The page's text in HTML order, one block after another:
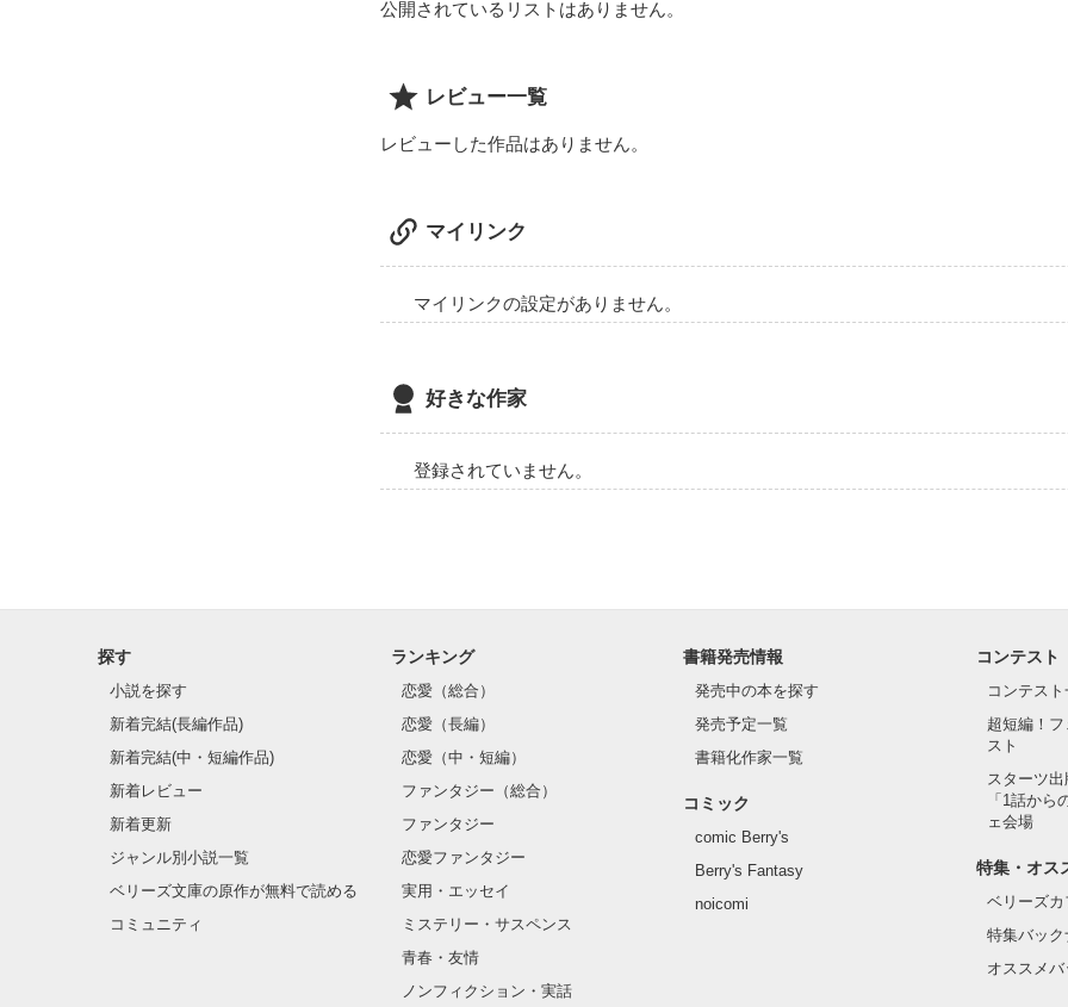
公開されているリストはありません。
レビュー一覧
レビューした作品はありません。
マイリンク
マイリンクの設定がありません。
好きな作家
登録されていません。
探す
小説を探す
新着完結(長編作品)
新着完結(中・短編作品)
新着レビュー
新着更新
ジャンル別小説一覧
ベリーズ文庫の原作が無料で読める
コミュニティ
ランキング
恋愛（総合）
恋愛（長編）
恋愛（中・短編）
ファンタジー（総合）
ファンタジー
恋愛ファンタジー
実用・エッセイ
ミステリー・サスペンス
青春・友情
ノンフィクション・実話
書籍発売情報
発売中の本を探す
発売予定一覧
書籍化作家一覧
コミック
comic Berry's
Berry's Fantasy
noicomi
コンテスト
コンテスト
超短編！
スト
スターツ
「1話から
ェ会場
特集・オス
ベリーズ
特集バック
オススメ